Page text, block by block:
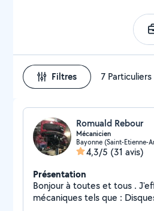
Filtres 7
Romuald Rebour
Mécanicien
Bayonne (Saint-Etienne-
4,3/5 (31 avis)
Présentation
Bonjour à toutes et tous .
mécaniques tels que : Disques/plaquettes Vidange +